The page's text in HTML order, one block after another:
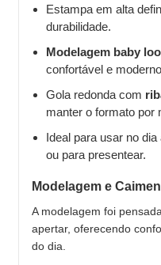
Estampa em alta
durabilidade.
Modelagem baby
confortável e
Gola redonda com
manter o formato por
Ideal para usar no
ou para presentear.
Modelagem e
A modelagem foi
apertar, oferecendo
do dia.